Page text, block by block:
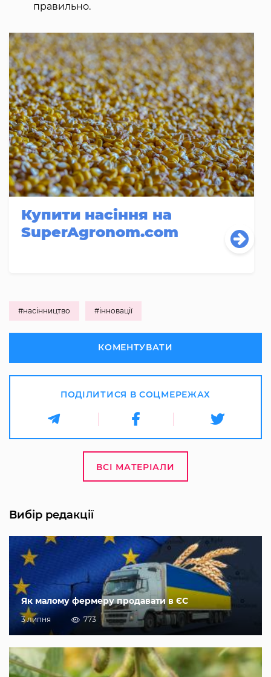
правильно.
Купити насіння на
SuperAgronom.com
#насінництво #інновації
КОМЕНТУВАТИ
ПОДІЛИТИСЯ В СОЦМЕРЕЖАХ
ВСІ МАТЕРІАЛИ
Вибір редакції
Як малому фермеру продавати в ЄС
3 липня 773